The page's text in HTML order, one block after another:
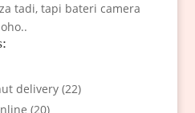
tadi, tapi bateri camera
delivery (22)
(20)